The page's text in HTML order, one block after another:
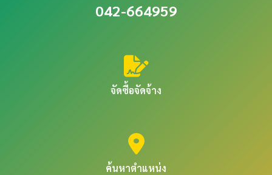
042-664959
จัดซื้อจัดจ้าง
ค้นหาตำแหน่ง